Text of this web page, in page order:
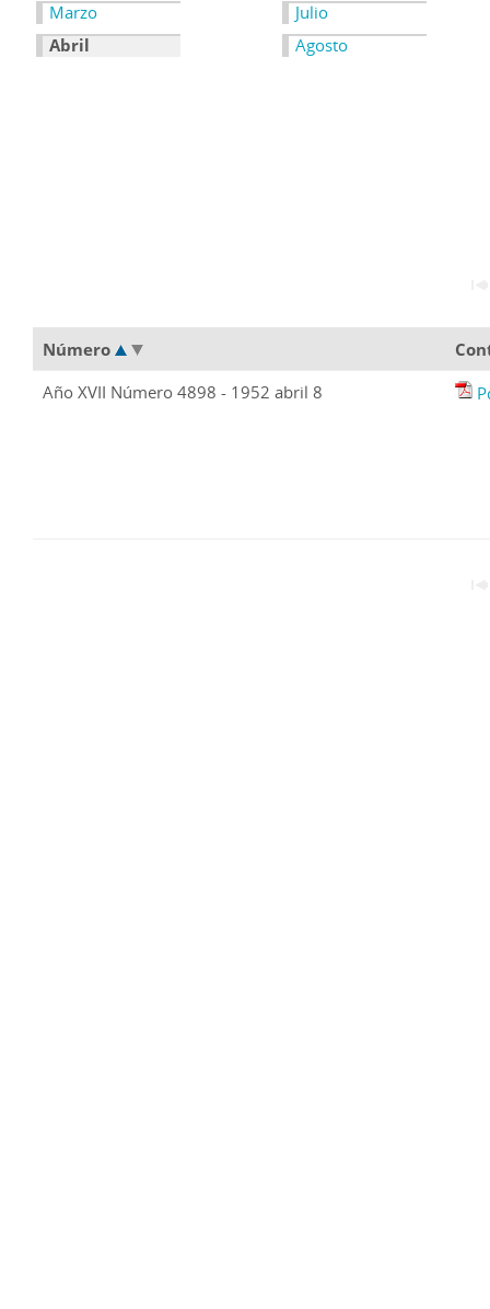
Marzo
Abril
Julio
Agosto
Número
Año XVII Número 4898 - 1952 abril 8